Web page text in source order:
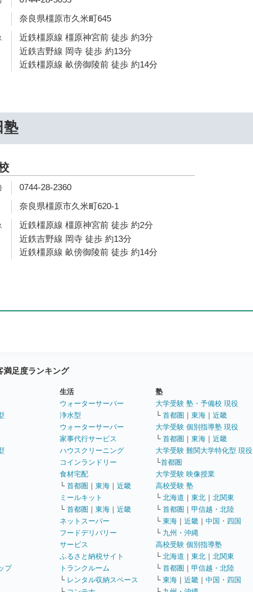
奈良県橿原市久米町645
近鉄橿原線 橿原神宮前 徒歩 約3分
近鉄吉野線 岡寺 徒歩 約13分
近鉄橿原線 畝傍御陵前 徒歩 約14分
塾
0744-28-2360
奈良県橿原市久米町620-1
近鉄橿原線 橿原神宮前 徒歩 約2分
近鉄吉野線 岡寺 徒歩 約13分
近鉄橿原線 畝傍御陵前 徒歩 約14分
満足度ランキング
プ
生活
ウォーターサーバー
浄水型
ウォーターサーバー
家事代行サービス
ハウスクリーニング
コインランドリー
食材宅配
└ 首都圏 ｜ 東海 ｜ 近畿
ミールキット
└ 首都圏 ｜ 東海 ｜ 近畿
ネットスーパー
フードデリバリー
サービス
ふるさと納税サイト
トランクルーム
└ レンタル収納スペース
塾
大学受験 塾・予備校 現役
└ 首都圏 ｜ 東海 ｜ 近畿
大学受験 個別指導塾 現役
└ 首都圏 ｜ 東海 ｜ 近畿
大学受験 難関大学特化型 現役
└首都圏
大学受験 映像授業
高校受験 塾
└ 北海道 ｜ 東北 ｜ 北関東
└ 首都圏 ｜ 甲信越・北陸
└ 東海 ｜ 近畿 ｜ 中国・四国
└ 九州・沖縄
高校受験 個別指導塾
└ 北海道 ｜ 東北 ｜ 北関東
└ 首都圏 ｜ 甲信越・北陸
└ 東海 ｜ 近畿 ｜ 中国・四国